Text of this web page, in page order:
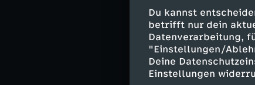
Du kannst
betrifft nur dein
Datenverarbeitung,
"Einstellungen/
Deine
Einstellungen
Tuchfühlung
Blick hinter
External